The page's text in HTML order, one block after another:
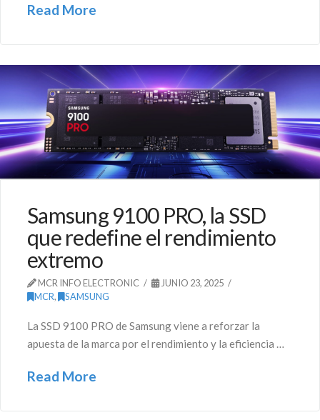
Read More
Samsung 9100 PRO, la SSD
que redefine el rendimiento
extremo
MCR INFO ELECTRONIC
JUNIO 23, 2025
MCR, SAMSUNG
La SSD 9100 PRO de Samsung viene a reforzar la
apuesta de la marca por el rendimiento y la eficiencia …
Read More